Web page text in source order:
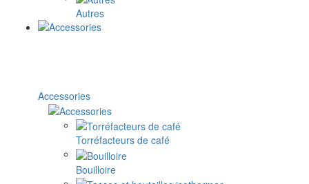
Autres
Accessories
Torréfacteurs de café
Bouilloire